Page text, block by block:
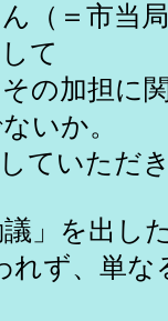
（＝市当
て
加担に関
いか。
ていただ
」を出し
ず、単な